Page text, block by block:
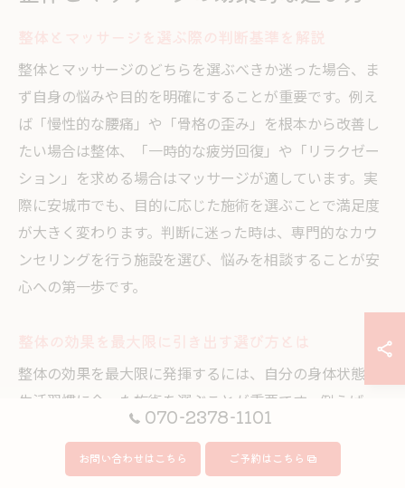
整体とマッサージのどちらを選ぶべきか迷った場合、ま
ず自身の悩みや目的を明確にすることが重要です。例え
ば「慢性的な腰痛」や「骨格の歪み」を根本から改善し
たい場合は整体、「一時的な疲労回復」や「リラクゼー
ション」を求める場合はマッサージが適しています。実
際に安城市でも、目的に応じた施術を選ぶことで満足度
が大きく変わります。判断に迷った時は、専門的なカウ
ンセリングを行う施設を選び、悩みを相談することが安
心への第一歩です。
整体の効果を最大限に発揮するには、自分の身体状態や
生活習慣に合った施術を選ぶことが重要です。例えば、
骨格調整や筋肉バランスの改善を目的とするなら、カウ
ンセリングで身体全体を分析し、一人ひとりに合わせた
070-2378-1101
お問い合わせはこちら ご予約はこちら